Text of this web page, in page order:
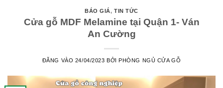
BÁO GIÁ,TIN TỨC
Cửa gỗ MDF Melamine tại Quận 1- Ván
An Cường
ĐĂNG VÀO 24/04/2023 BỞI PHÒNG NGỦ CỬA GỖ